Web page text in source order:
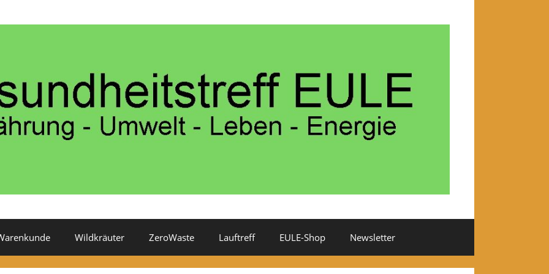
Wildkräuter ZeroWaste Lauftreff EULE-Shop Newsletter